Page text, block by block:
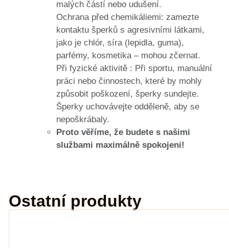
malých částí nebo udušení.
Ochrana před chemikáliemi: zamezte
kontaktu šperků s agresivními látkami,
jako je chlór, síra (lepidla, guma),
parfémy, kosmetika – mohou zčernat.
Při fyzické aktivitě : Při sportu, manuální
práci nebo činnostech, které by mohly
způsobit poškození, šperky sundejte.
Šperky uchovávejte odděleně, aby se
nepoškrábaly.
Proto věříme, že budete s našimi
službami maximálně spokojeni!
Ostatní produkty